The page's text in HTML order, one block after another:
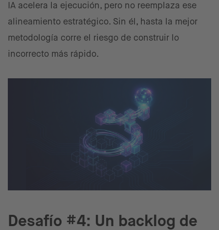
IA acelera la ejecución, pero no reemplaza ese
alineamiento estratégico. Sin él, hasta la mejor
metodología corre el riesgo de construir lo
incorrecto más rápido.
Desafío #4: Un backlog de